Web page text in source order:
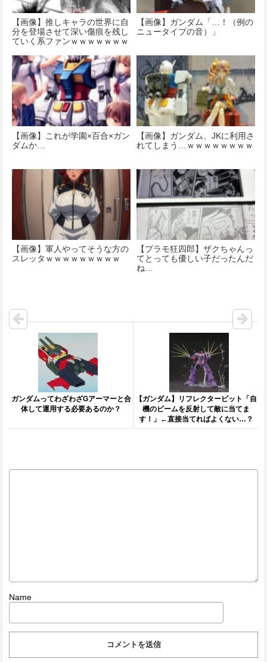
【画像】推しキャラの世界に自
分を登場させて深い傷痕を残し
ていく系ファンｗｗｗｗｗｗｗ
【画像】ガンダム「…！（例の
ニュータイプの音）」
【画像】これが学園×百合×ガン
ダムか…
【画像】ガンダム、JKに利用さ
れてしまう…ｗｗｗｗｗｗｗｗ
【画像】軍人やってそうな方の
スレッタｗｗｗｗｗｗｗｗｗ
【プラモ狂四郎】ザクちゃんっ
てとっても優しい子だったんだ
ね…
ガンダムってわざわざGアーマーと合
体して運用する必要あるのか？
【ガンダム】リフレクタービット「自
機のビームを反射して敵に当てま
す！」←直接当てればよくない…？
Name